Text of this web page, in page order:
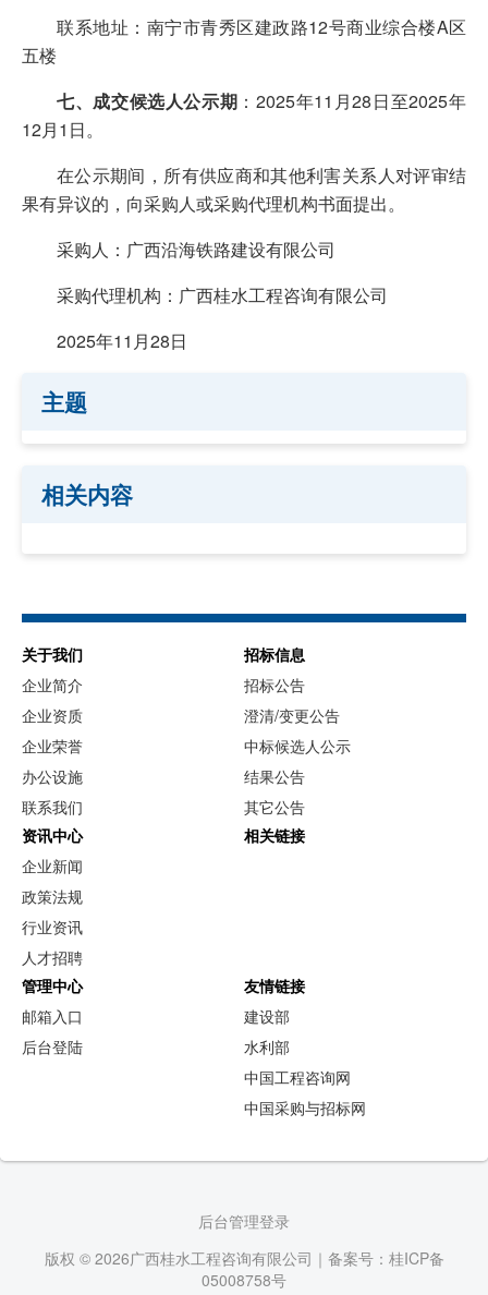
联系地址：南宁市青秀区建政路12号商业综合楼A区
五楼
七、成交候选人公示期 ：2025年11月28日至2025年
12月1日。
在公示期间，所有供应商和其他利害关系人对评审结
果有异议的，向采购人或采购代理机构书面提出。
采购人：广西沿海铁路建设有限公司
采购代理机构：广西桂水工程咨询有限公司
2025年11月28日
主题
相关内容
关于我们
企业简介
企业资质
企业荣誉
办公设施
联系我们
招标信息
招标公告
澄清/变更公告
中标候选人公示
结果公告
其它公告
资讯中心
企业新闻
政策法规
行业资讯
人才招聘
相关链接
管理中心
邮箱入口
后台登陆
友情链接
建设部
水利部
中国工程咨询网
中国采购与招标网
后台管理登录
版权 © 2026广西桂水工程咨询有限公司｜备案号：桂ICP备
05008758号